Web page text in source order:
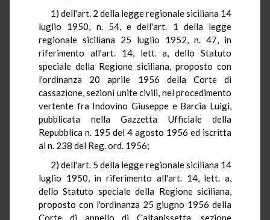
1) dell'art. 2 della legge regionale siciliana 14
luglio 1950, n. 54, e dell'art. 1 della legge
regionale siciliana 25 luglio 1952, n. 47, in
riferimento all'art. 14, lett. a, dello Statuto
speciale della Regione siciliana, proposto con
l'ordinanza 20 aprile 1956 della Corte di
cassazione, sezioni unite civili, nel procedimento
vertente fra Indovino Giuseppe e Barcia Luigi,
pubblicata nella Gazzetta Ufficiale della
Repubblica n. 195 del 4 agosto 1956 ed iscritta
al n. 238 del Reg. ord. 1956;
2) dell'art. 5 della legge regionale siciliana 14
luglio 1950, in riferimento all'art. 14, lett. a,
dello Statuto speciale della Regione siciliana,
proposto con l'ordinanza 25 giugno 1956 della
Corte di appello di Caltanissetta, sezione